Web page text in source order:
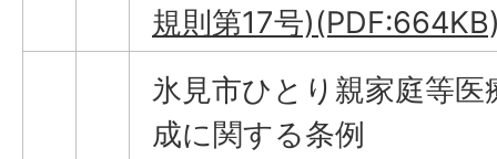
規則第17号
氷見市ひとり親家庭等医
成に関する条例